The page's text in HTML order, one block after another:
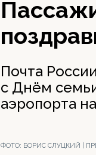
Почта
с Днём
аэропорта
ФОТО: БОРИС СЛУЦКИЙ |